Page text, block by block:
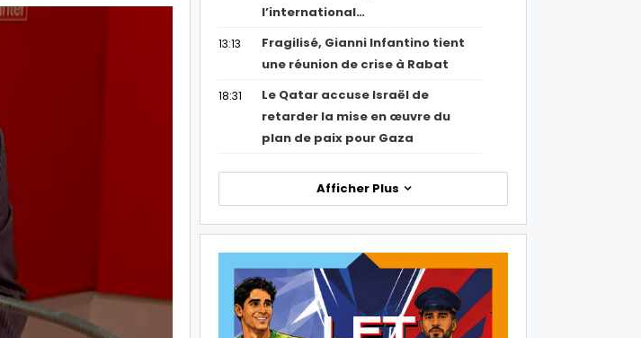
l’international…
13:13
Fragilisé, Gianni Infantino tient
une réunion de crise à Rabat
18:31
Le Qatar accuse Israël de
retarder la mise en œuvre du
plan de paix pour Gaza
Afficher Plus